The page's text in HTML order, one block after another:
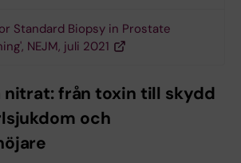
Standard Biopsy in Prostate
NEJM, juli 2021
nitrat: från toxin till skydd
och